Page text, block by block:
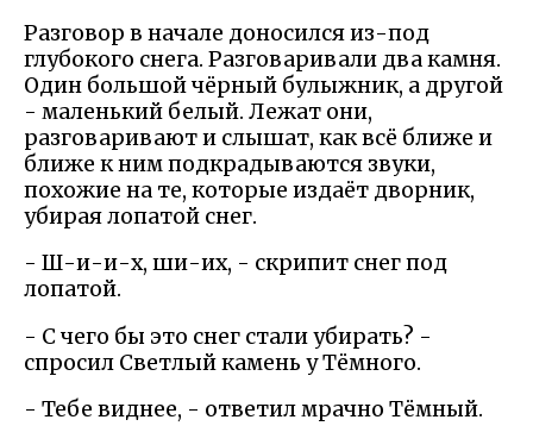
Разговор в начале доносился из-под
глубокого снега. Разговаривали два камня.
Один большой чёрный булыжник, а другой
- маленький белый. Лежат они,
разговаривают и слышат, как всё ближе и
ближе к ним подкрадываются звуки,
похожие на те, которые издаёт дворник,
убирая лопатой снег.
- Ш-и-и-х, ши-их, - скрипит снег под
лопатой.
- С чего бы это снег стали убирать? -
спросил Светлый камень у Тёмного.
- Тебе виднее, - ответил мрачно Тёмный.